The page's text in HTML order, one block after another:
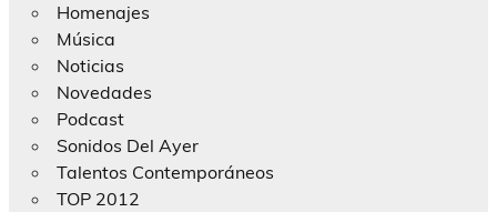
Homenajes
Música
Noticias
Novedades
Podcast
Sonidos Del Ayer
Talentos Contemporáneos
TOP 2012